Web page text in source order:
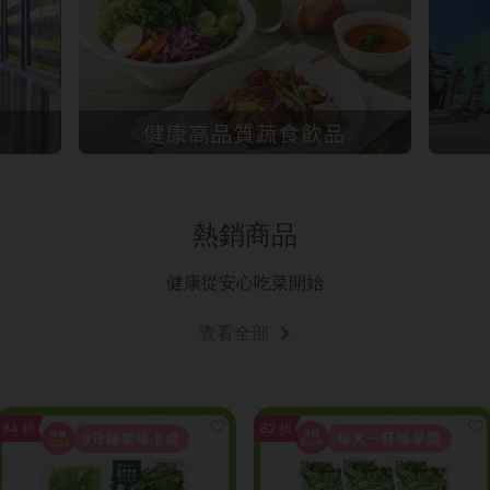
熱銷商品
健康從安心吃菜開始
查看全部
84 折 82 折